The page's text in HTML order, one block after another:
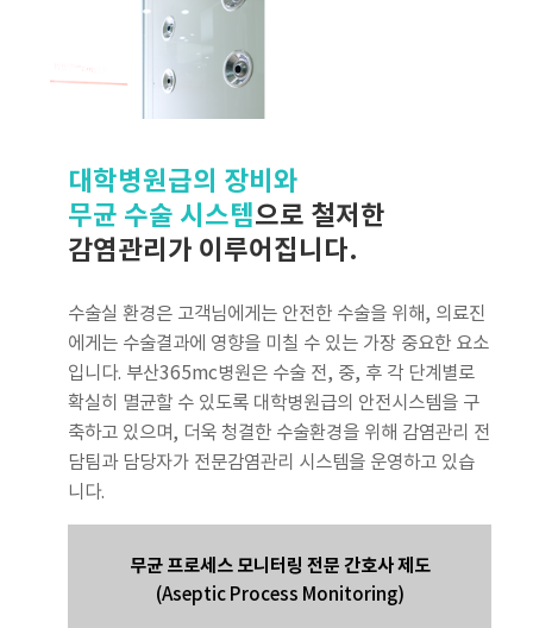
대학병원급의 장비와
무균 수술 시스템으로 철저한
감염관리가 이루어집니다.
수술실 환경은 고객님에게는 안전한 수술을 위해, 의료진
에게는 수술결과에 영향을 미칠 수 있는 가장 중요한 요소
입니다. 부산365mc병원은 수술 전, 중, 후 각 단계별로
확실히 멸균할 수 있도록 대학병원급의 안전시스템을 구
축하고 있으며, 더욱 청결한 수술환경을 위해 감염관리 전
담팀과 담당자가 전문감염관리 시스템을 운영하고 있습
니다.
무균 프로세스 모니터링 전문 간호사 제도
(Aseptic Process Monitoring)